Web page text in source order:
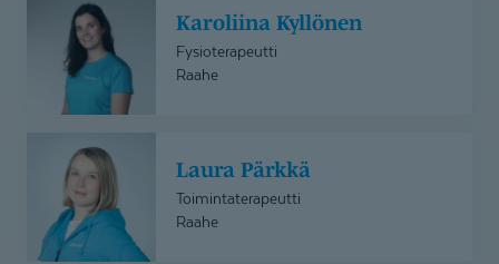
Kyllönen
Karoliina Kyllönen
Fysioterapeutti
Raahe
Pärkkä
Laura Pärkkä
Toimintaterapeutti
Raahe